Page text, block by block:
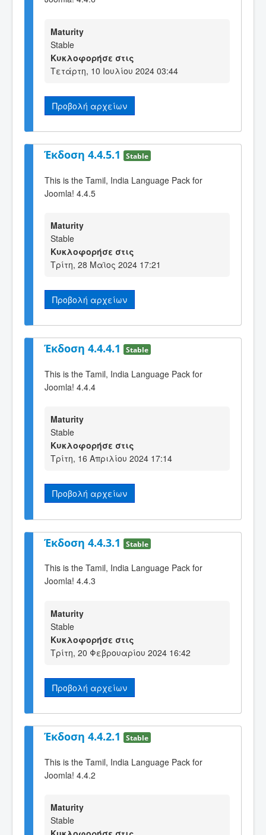
Maturity
Stable
Κυκλοφορήσε στις
Τετάρτη, 10 Ιουλίου 2024 03:44
Προβολή αρχείων
Έκδοση 4.4.5.1 Stable
This is the Tamil, India Language Pack for
Joomla! 4.4.5
Maturity
Stable
Κυκλοφορήσε στις
Τρίτη, 28 Μαϊος 2024 17:21
Προβολή αρχείων
Έκδοση 4.4.4.1 Stable
This is the Tamil, India Language Pack for
Joomla! 4.4.4
Maturity
Stable
Κυκλοφορήσε στις
Τρίτη, 16 Απριλίου 2024 17:14
Προβολή αρχείων
Έκδοση 4.4.3.1 Stable
This is the Tamil, India Language Pack for
Joomla! 4.4.3
Maturity
Stable
Κυκλοφορήσε στις
Τρίτη, 20 Φεβρουαρίου 2024 16:42
Προβολή αρχείων
Έκδοση 4.4.2.1 Stable
This is the Tamil, India Language Pack for
Joomla! 4.4.2
Maturity
Stable